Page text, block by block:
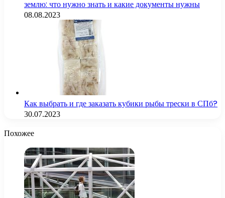
землю: что нужно знать и какие документы нужны
08.08.2023
Как выбрать и где заказать кубики рыбы трески в СПб?
30.07.2023
Похожее